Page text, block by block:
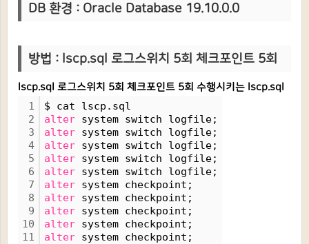
DB 환경 : Oracle Database 19.10.0.0
방법 : lscp.sql 로그스위치 5회 체크포인트 5회
lscp.sql 로그스위치 5회 체크포인트 5회 수행시키는 lscp.sql
1
2
3
4
5
6
7
8
9
10
11
$ cat lscp.sql
alter system switch logfile;
alter system switch logfile;
alter system switch logfile;
alter system switch logfile;
alter system switch logfile;
alter system checkpoint;
alter system checkpoint;
alter system checkpoint;
alter system checkpoint;
alter system checkpoint;